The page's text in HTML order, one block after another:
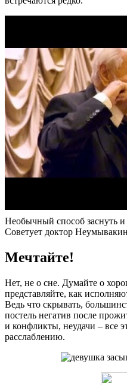
Необычный способ заснуть
Советует доктор Неумывакин
Мечтайте!
Нет, не о сне. Думайте о
представляйте, как
Ведь что скрывать,
постель негатив после
и конфликты, неудачи – все
расслаблению.